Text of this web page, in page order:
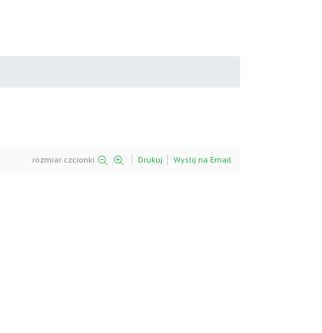
rozmiar czcionki Drukuj Wyslij na Email